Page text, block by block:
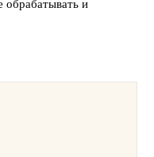
обрабатывать и